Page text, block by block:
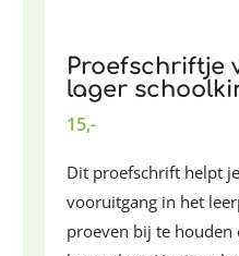
Proefschriftje
lager
15,-
Dit proefschrift helpt
vooruitgang in het
proeven bij te houden